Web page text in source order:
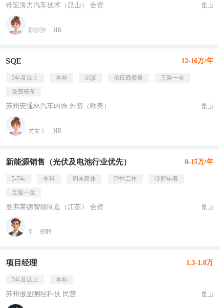
锋宏海力汽车技术（昆山） 合资 昆山
徐沙沙 HR
SQE 12-16万/年
5年及以上 本科 SQE 供应商质量
五险一金
免费班车
苏州安通林汽车内饰 外资（欧美） 昆山
尤女士 HR
新能源销售（光伏及电池行业优先） 8-15万/年
5-7年 本科 周末双休 弹性工作
带薪年假
五险一金
曼弗莱德智能制造（江苏） 合资 昆山
Y 招聘
项目经理 1.3-1.8万
5年及以上 本科
苏州傲图测控科技 民营 昆山